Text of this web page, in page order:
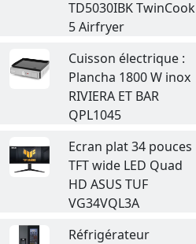
TD5030IBK TwinCook
5 Airfryer
Cuisson électrique :
Plancha 1800 W inox
RIVIERA ET BAR
QPL1045
Ecran plat 34 pouces
TFT wide LED Quad
HD ASUS TUF
VG34VQL3A
Réfrigérateur